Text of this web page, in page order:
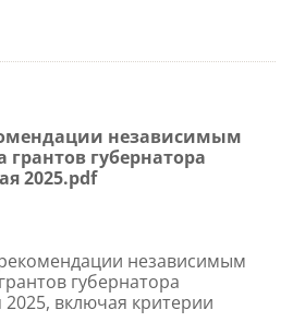
независимым
грантов губернатора
2025.pdf
независимым
губернатора
2025, включая критерии